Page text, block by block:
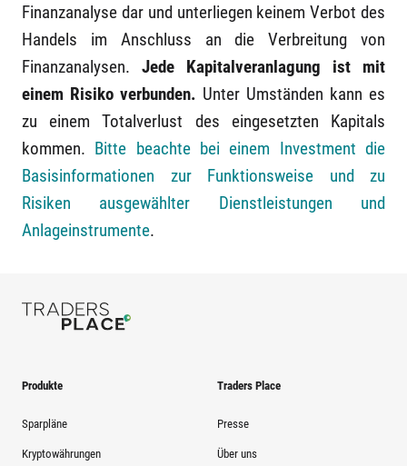
Finanzanalyse dar und unterliegen keinem Verbot des
Handels im Anschluss an die Verbreitung von
Finanzanalysen. Jede Kapitalveranlagung ist mit
einem Risiko verbunden. Unter Umständen kann es
zu einem Totalverlust des eingesetzten Kapitals
kommen. Bitte beachte bei einem Investment die
Basisinformationen zur Funktionsweise und zu
Risiken ausgewählter Dienstleistungen und
Anlageinstrumente.
Produkte
Sparpläne
Kryptowährungen
Traders Place
Presse
Über uns